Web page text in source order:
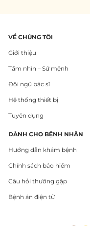
VỀ CHÚNG TÔI
Giới thiệu
Tầm nhìn – Sứ mệnh
Đội ngũ bác sĩ
Hệ thống thiết bị
Tuyển dụng
DÀNH CHO BỆNH NHÂN
Hướng dẫn khám bệnh
Chính sách bảo hiểm
Câu hỏi thường gặp
Bệnh án điện tử